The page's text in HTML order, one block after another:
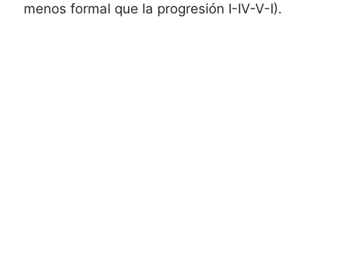
menos formal que la progresión I-IV-V-I).